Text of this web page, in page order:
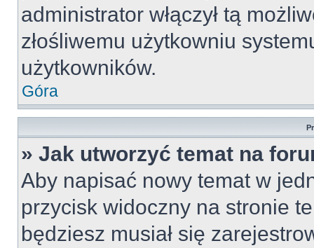
administrator włączył tą
złośliwemu użytkowniu
użytkowników.
Góra
» Jak utworzyć temat na
Aby napisać nowy temat w
przycisk widoczny na stronie
będziesz musiał się